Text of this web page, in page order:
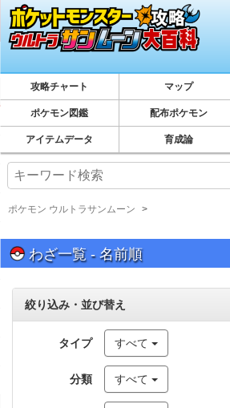
攻略チャート マップ
ポケモン図鑑 配布ポケモン
アイテムデータ 育成論
ポケモン ウルトラサンムーン
わざ一覧 - 名前順
絞り込み・並び替え
タイプ すべて
分類 すべて